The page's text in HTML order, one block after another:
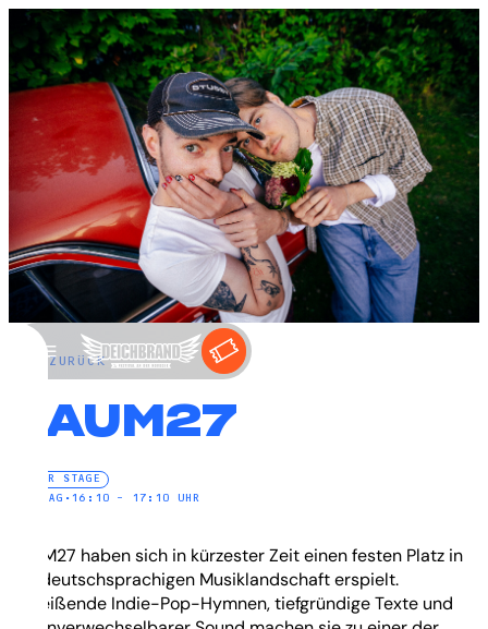
ZURÜCK
RAUM27
WATER STAGE
SAMSTAG • 16:10 – 17:10 UHR
RAUM27 haben sich in kürzester Zeit einen festen Platz in
der deutschsprachigen Musiklandschaft erspielt.
Mitreißende Indie-Pop-Hymnen, tiefgründige Texte und